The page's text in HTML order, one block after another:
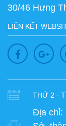
30/46 Hưng
LIÊN KẾT
THỨ 2 -
Địa chỉ: